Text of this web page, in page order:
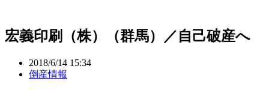
宏義印刷（株）（群馬）／自己破産へ
2018/6/14 15:34
倒産情報